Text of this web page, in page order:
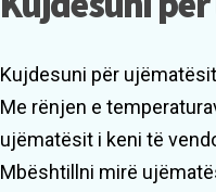
Kujdesuni për
Me rënjen e
ujëmatësit i keni të
Mbështillni mirë